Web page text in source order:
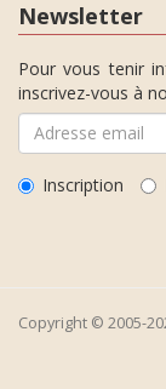
Newsletter
Pour vous tenir
inscrivez-vous à
Inscription
Copyright © 2005-